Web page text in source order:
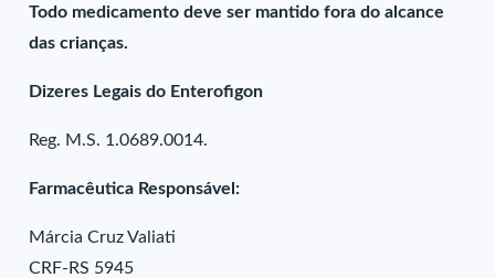
Todo medicamento deve ser mantido fora do alcance
das crianças.
Dizeres Legais do Enterofigon
Reg. M.S. 1.0689.0014.
Farmacêutica Responsável:
Márcia Cruz Valiati
CRF-RS 5945